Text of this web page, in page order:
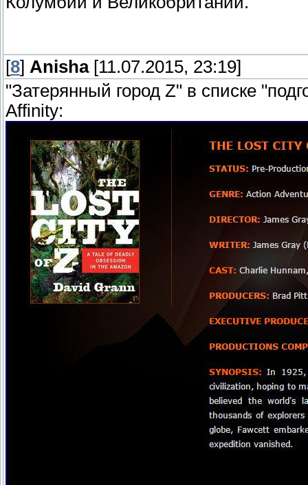
[8] Anisha[11.07.2015, 23:19]
"Затерянный город Z" в списке
Affinity: